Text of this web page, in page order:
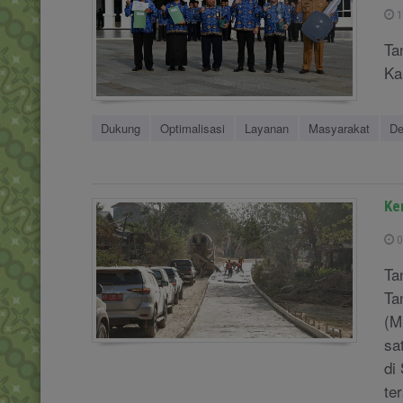
Dukung Optimalisasi Layanan Masyarakat
di